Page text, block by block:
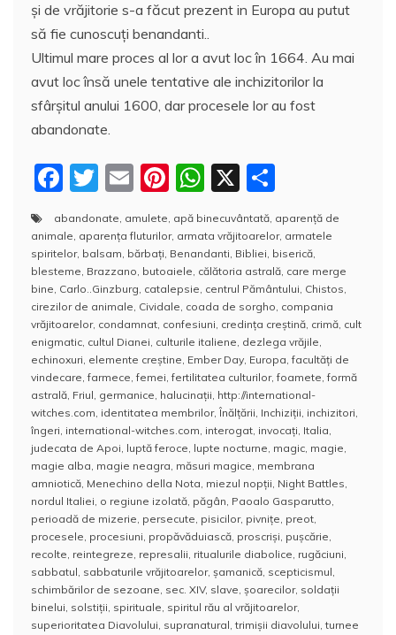
şi de vrăjitorie s-a făcut prezent in Europa au putut
să fie cunoscuţi benandanti..
Ultimul mare proces al lor a avut loc în 1664. Au mai
avut loc însă unele tentative ale inchizitorilor la
sfârşitul anului 1600, dar procesele lor au fost
abandonate.
F
c
e
b
o
o
k
T
w
itt
er
E
m
ai
l
Pi
nt
er
e
st
W
h
at
s
A
p
p
X
rt
aj
e
a
z
ă
abandonate, amulete, apă binecuvântată, aparenţă de
animale, aparenţa fluturilor, armata vrăjitoarelor, armatele
spiritelor, balsam, bărbaţi, Benandanti, Bibliei, biserică,
blesteme, Brazzano, butoaiele, călătoria astrală, care merge
bine, Carlo..Ginzburg, catalepsie, centrul Pământului, Chistos,
cirezilor de animale, Cividale, coada de sorgho, compania
vrăjitoarelor, condamnat, confesiuni, credinţa creştină, crimă, cult
enigmatic, cultul Dianei, culturile italiene, dezlega vrăjile,
echinoxuri, elemente creştine, Ember Day, Europa,facultăţi de
vindecare,farmece,femei,fertilitatea culturilor,foamete,formă
astrală, Friul, germanice, halucinaţii, http://international-
witches.com, identitatea membrilor, Înălţării, Inchiziţii, inchizitori,
îngeri, international-witches.com, interogat, invocaţi, Italia,
judecata de Apoi, luptă feroce, lupte nocturne, magic, magie,
magie alba, magie neagra, măsuri magice, membrana
amniotică, Menechino della Nota, miezul nopţii, Night Battles,
nordul Italiei, o regiune izolată, păgân, Paoalo Gasparutto,
perioadă de mizerie, persecute, pisicilor, pivniţe, preot,
procesele, procesiuni, propăvăduiască, proscrişi, puşcărie,
recolte, reintegreze, represalii, ritualurile diabolice, rugăciuni,
sabbatul, sabbaturile vrăjitoarelor, şamanică, scepticismul,
schimbărilor de sezoane, sec. XIV, slave, şoarecilor, soldaţii
binelui, solstiţii, spirituale, spiritul rău al vrăjitoarelor,
superioritatea Diavolului, supranatural,trimişii diavolului,turnee